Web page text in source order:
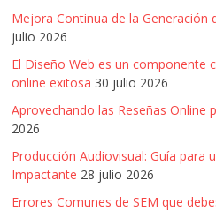
Mejora Continua de la Generación
julio 2026
El Diseño Web es un componente
online exitosa 30 julio 2026
Aprovechando las Reseñas Online
2026
Producción Audiovisual: Guía para
Impactante 28 julio 2026
Errores Comunes de SEM que